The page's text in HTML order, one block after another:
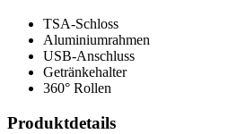
TSA-Schloss
Aluminiumrahmen
USB-Anschluss
Getränkehalter
360° Rollen
Produktdetails